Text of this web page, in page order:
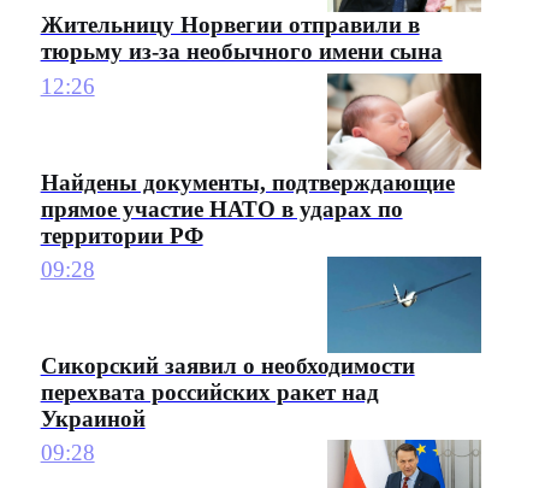
Жительницу Норвегии отправили в
тюрьму из-за необычного имени сына
12:26
Найдены документы, подтверждающие
прямое участие НАТО в ударах по
территории РФ
09:28
Сикорский заявил о необходимости
перехвата российских ракет над
Украиной
09:28